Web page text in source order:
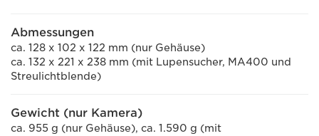
Abmessungen
ca. 128 x 102 x 122 mm (nur Gehäuse)
ca. 132 x 221 x 238 mm (mit Lupensucher, MA400 und
Streulichtblende)
Gewicht (nur Kamera)
ca. 955 g (nur Gehäuse), ca. 1.590 g (mit